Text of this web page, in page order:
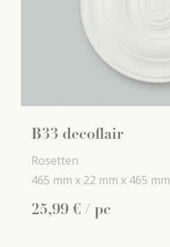
B33 decoflair
Rosetten
465 mm x 22 mm x 465 mm
25,99 € / pc